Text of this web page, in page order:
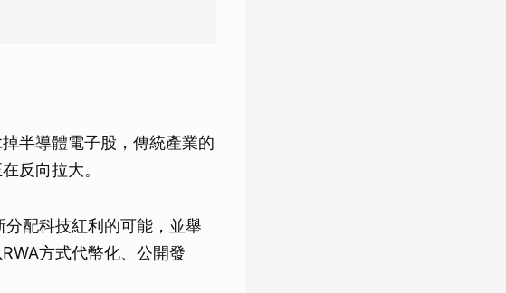
半導體電子股，傳統產業的
反向拉大。
配科技紅利的可能，並舉
方式代幣化、公開發